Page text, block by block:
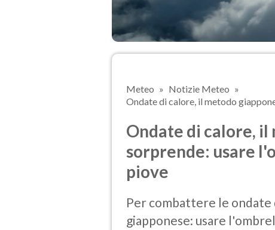
Meteo
Notizie Meteo
Ondate di calore, il metodo
Ondate di calore, il
sorprende: usare
piove
Per combattere le
giapponese: usare